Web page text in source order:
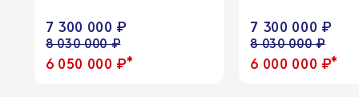
7 300 000 ₽
8 030 000 ₽
6 050 000 ₽*
7 300 000 ₽
8 030 000 ₽
6 000 000 ₽*